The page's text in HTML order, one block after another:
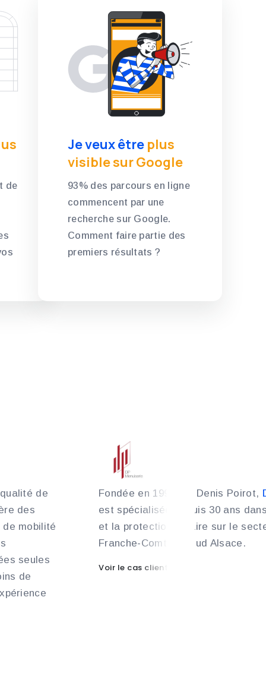
de
Je veux être plus
visible sur Google
93% des parcours en ligne
commencent par une
recherche sur Google.
Comment faire partie des
premiers résultats ?
de
des
mobilité
seules
de
Fondée en 1994 par Denis Poirot,
est spécialisée depuis 30 ans
et la protection solaire sur le
Franche-Comté et Sud Alsace.
Voir le cas client